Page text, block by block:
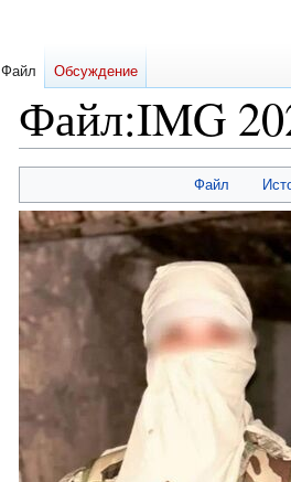
Файл:IMG
к
навигации
к
поиску
Файл
Файл Обсуждение